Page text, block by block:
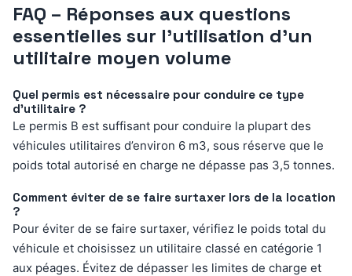
FAQ – Réponses aux questions
essentielles sur l’utilisation d’un
utilitaire moyen volume
Quel permis est nécessaire pour conduire ce type
d’utilitaire ?
Le permis B est suffisant pour conduire la plupart des
véhicules utilitaires d’environ 6 m3, sous réserve que le
poids total autorisé en charge ne dépasse pas 3,5 tonnes.
Comment éviter de se faire surtaxer lors de la location
?
Pour éviter de se faire surtaxer, vérifiez le poids total du
véhicule et choisissez un utilitaire classé en catégorie 1
aux péages. Évitez de dépasser les limites de charge et